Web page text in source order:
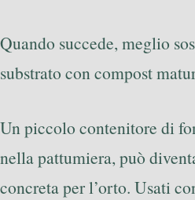
Quando succede, meglio
substrato con compost
Un piccolo contenitore di
nella pattumiera, può
concreta per l’orto. Usati